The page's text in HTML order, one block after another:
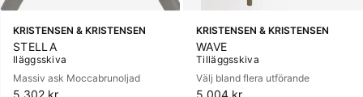
KRISTENSEN & KRISTENSEN
STELLA
Iläggsskiva
Massiv ask Moccabrunoljad
KRISTENSEN & KRISTENSEN
WAVE
Tilläggsskiva
Välj bland flera utförande